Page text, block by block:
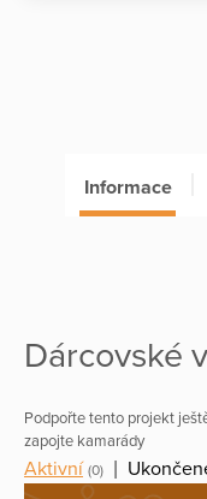
Informace
Dárcovské
Podpořte tento projekt
zapojte kamarády
Aktivní (0)